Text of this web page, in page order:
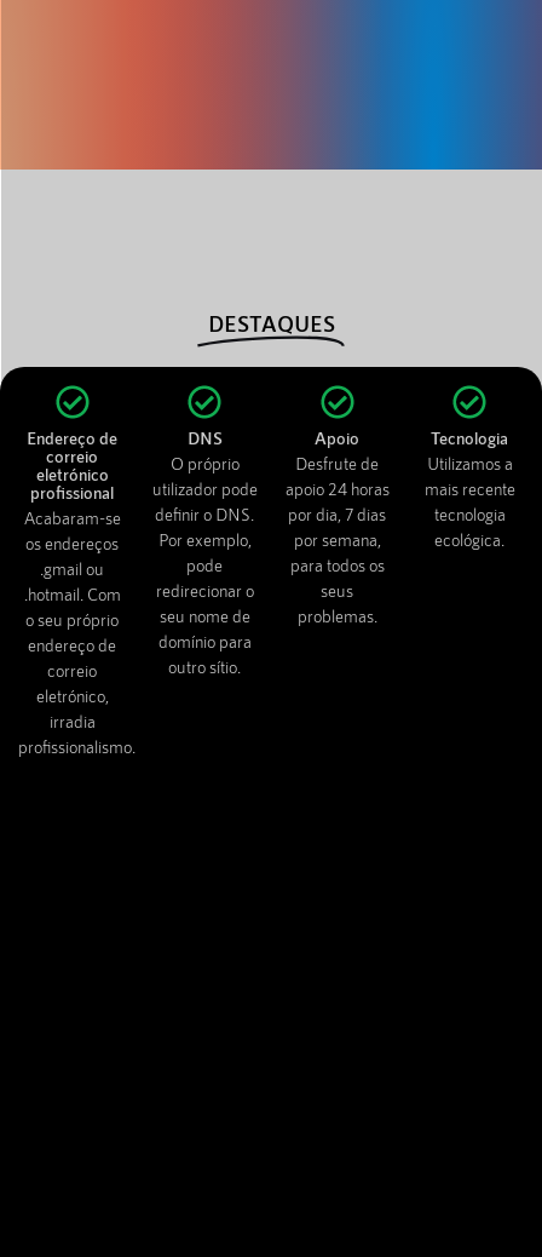
Endereço de
correio
eletrónico
profissional
Acabaram-se
os endereços
.gmail ou
.hotmail. Com
o seu próprio
endereço de
correio
eletrónico,
irradia
profissionalismo.
DNS
O próprio
utilizador pode
definir o DNS.
Por exemplo,
pode
redirecionar o
seu nome de
domínio para
outro sítio.
Apoio
Desfrute de
apoio 24 horas
por dia, 7 dias
por semana,
para todos os
seus
problemas.
Tecnologia
Utilizamos a
mais recente
tecnologia
ecológica.
DESTAQUES